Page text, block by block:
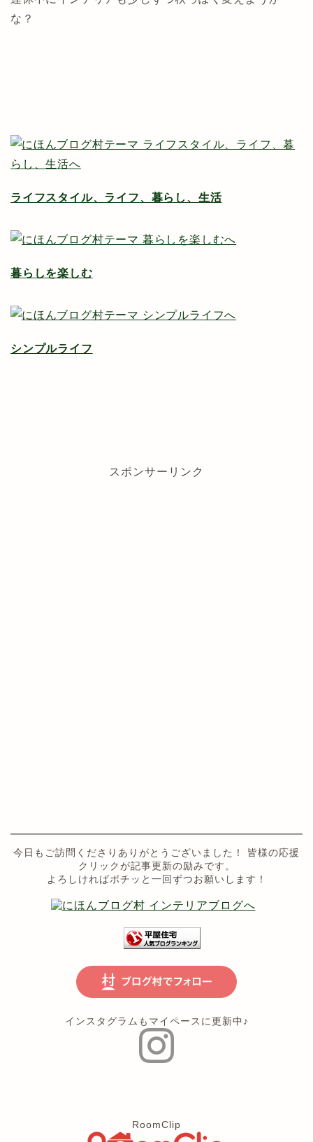
な？
ライフスタイル、ライフ、暮らし、生活
暮らしを楽しむ
シンプルライフ
スポンサーリンク
今日もご訪問くださりありがとうございました！ 皆様の応援
クリックが記事更新の励みです。
よろしければポチッと一回ずつお願いします！
インスタグラムもマイペースに更新中♪
RoomClip